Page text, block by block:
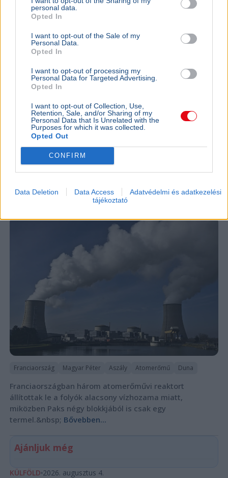
personal data.
Opted In
I want to opt-out of the Sale of my
Personal Data.
Opted In
I want to opt-out of processing my
Personal Data for Targeted Advertising.
Opted In
I want to opt-out of Collection, Use,
Retention, Sale, and/or Sharing of my
Personal Data that Is Unrelated with the
Purposes for which it was collected.
Opted Out
CONFIRM
Data Deletion Data Access
Adatvédelmi és adatkezelési
tájékoztató
KULTÚRA
Majka lemondta a sepsiszentgyörgyi
kapott
Majka életveszélyes SMS-fenyegetés miatt
mondta le sepsiszentgyörgyi fellépését, a zenész
feljelentést tesz, a Sic Feszt szervezői is elítélték
BELFÖLD
nem
Franciaországban is három reaktort
állítottak le a hőség miatt
Franciaország Magyar Péter Aszály Atomerőmű Duna
Franciaországban három atomerőművi reaktort
állítottak le a folyók alacsony vízhozama miatt,
miközben Paks négy blokkjából is csak egy
termel.&nbsp; Bővebben...
Ajánljuk még
KÜLFÖLD 2026. augusztus 4.